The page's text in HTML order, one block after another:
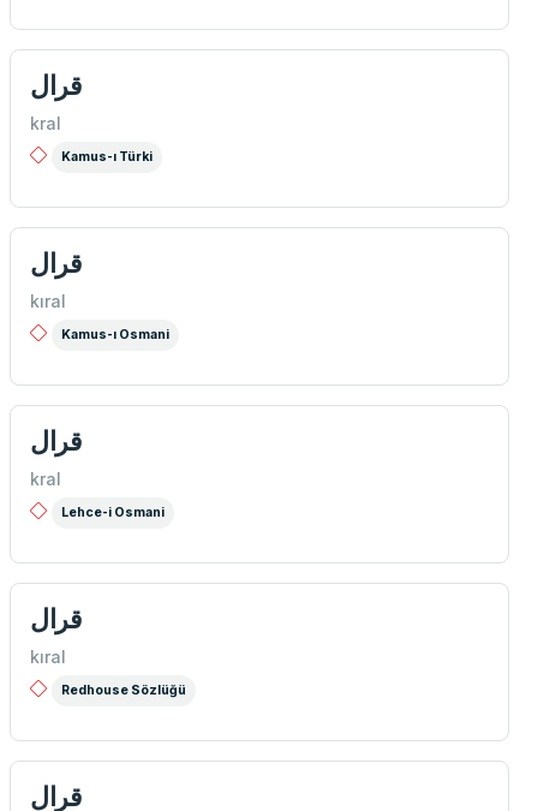
قرال
kral
Kamus-ı Türki
قرال
kıral
Kamus-ı Osmani
قرال
kral
Lehce-i Osmani
قرال
kıral
Redhouse Sözlüğü
قرال